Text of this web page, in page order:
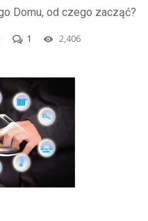
Domu, od czego zacząć?
1 2,406